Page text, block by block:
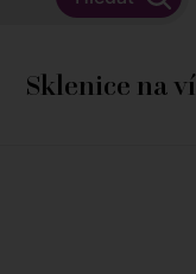
Sklenice na